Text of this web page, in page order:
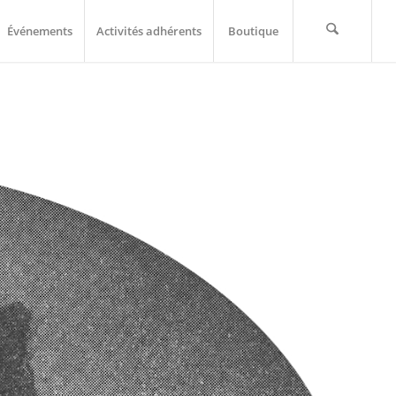
Événements Activités adhérents Boutique